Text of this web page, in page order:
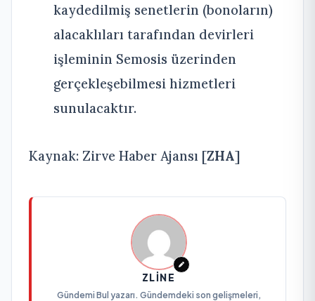
kaydedilmiş senetlerin (bonoların)
alacaklıları tarafından devirleri
işleminin Semosis üzerinden
gerçekleşebilmesi hizmetleri
sunulacaktır.
Kaynak: Zirve Haber Ajansı [ZHA]
ZLINE
Gündemi Bul yazarı. Gündemdeki son gelişmeleri,